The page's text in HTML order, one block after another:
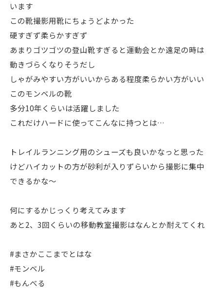
います
この靴撮影用靴にちょうどよかった
硬すぎず柔らかすぎず
あまりゴツゴツの登山靴すぎると運動会とか遠足の時は
動きづらくなりそうだし
しゃがみやすい方がいいからある程度柔らかい方がいい
このモンベルの靴
多分10年くらいは活躍しました
これだけハードに使ってこんなに持つとは…
トレイルランニング用のシューズも良いかなっと思った
けどハイカットの方が砂利が入りずらいから撮影に集中
できるかな〜
何にするかじっくり考えてみます
あと2、3回くらいの移動教室撮影はなんとか耐えてくれ
#まさかここまでとはな
#モンベル
#もんべる